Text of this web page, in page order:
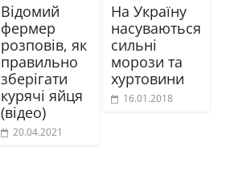
Відомий
фермер
розповів, як
правильно
зберігати
курячі яйця
(відео)
20.04.2021
На Україну
насуваються
сильні
морози та
хуртовини
16.01.2018